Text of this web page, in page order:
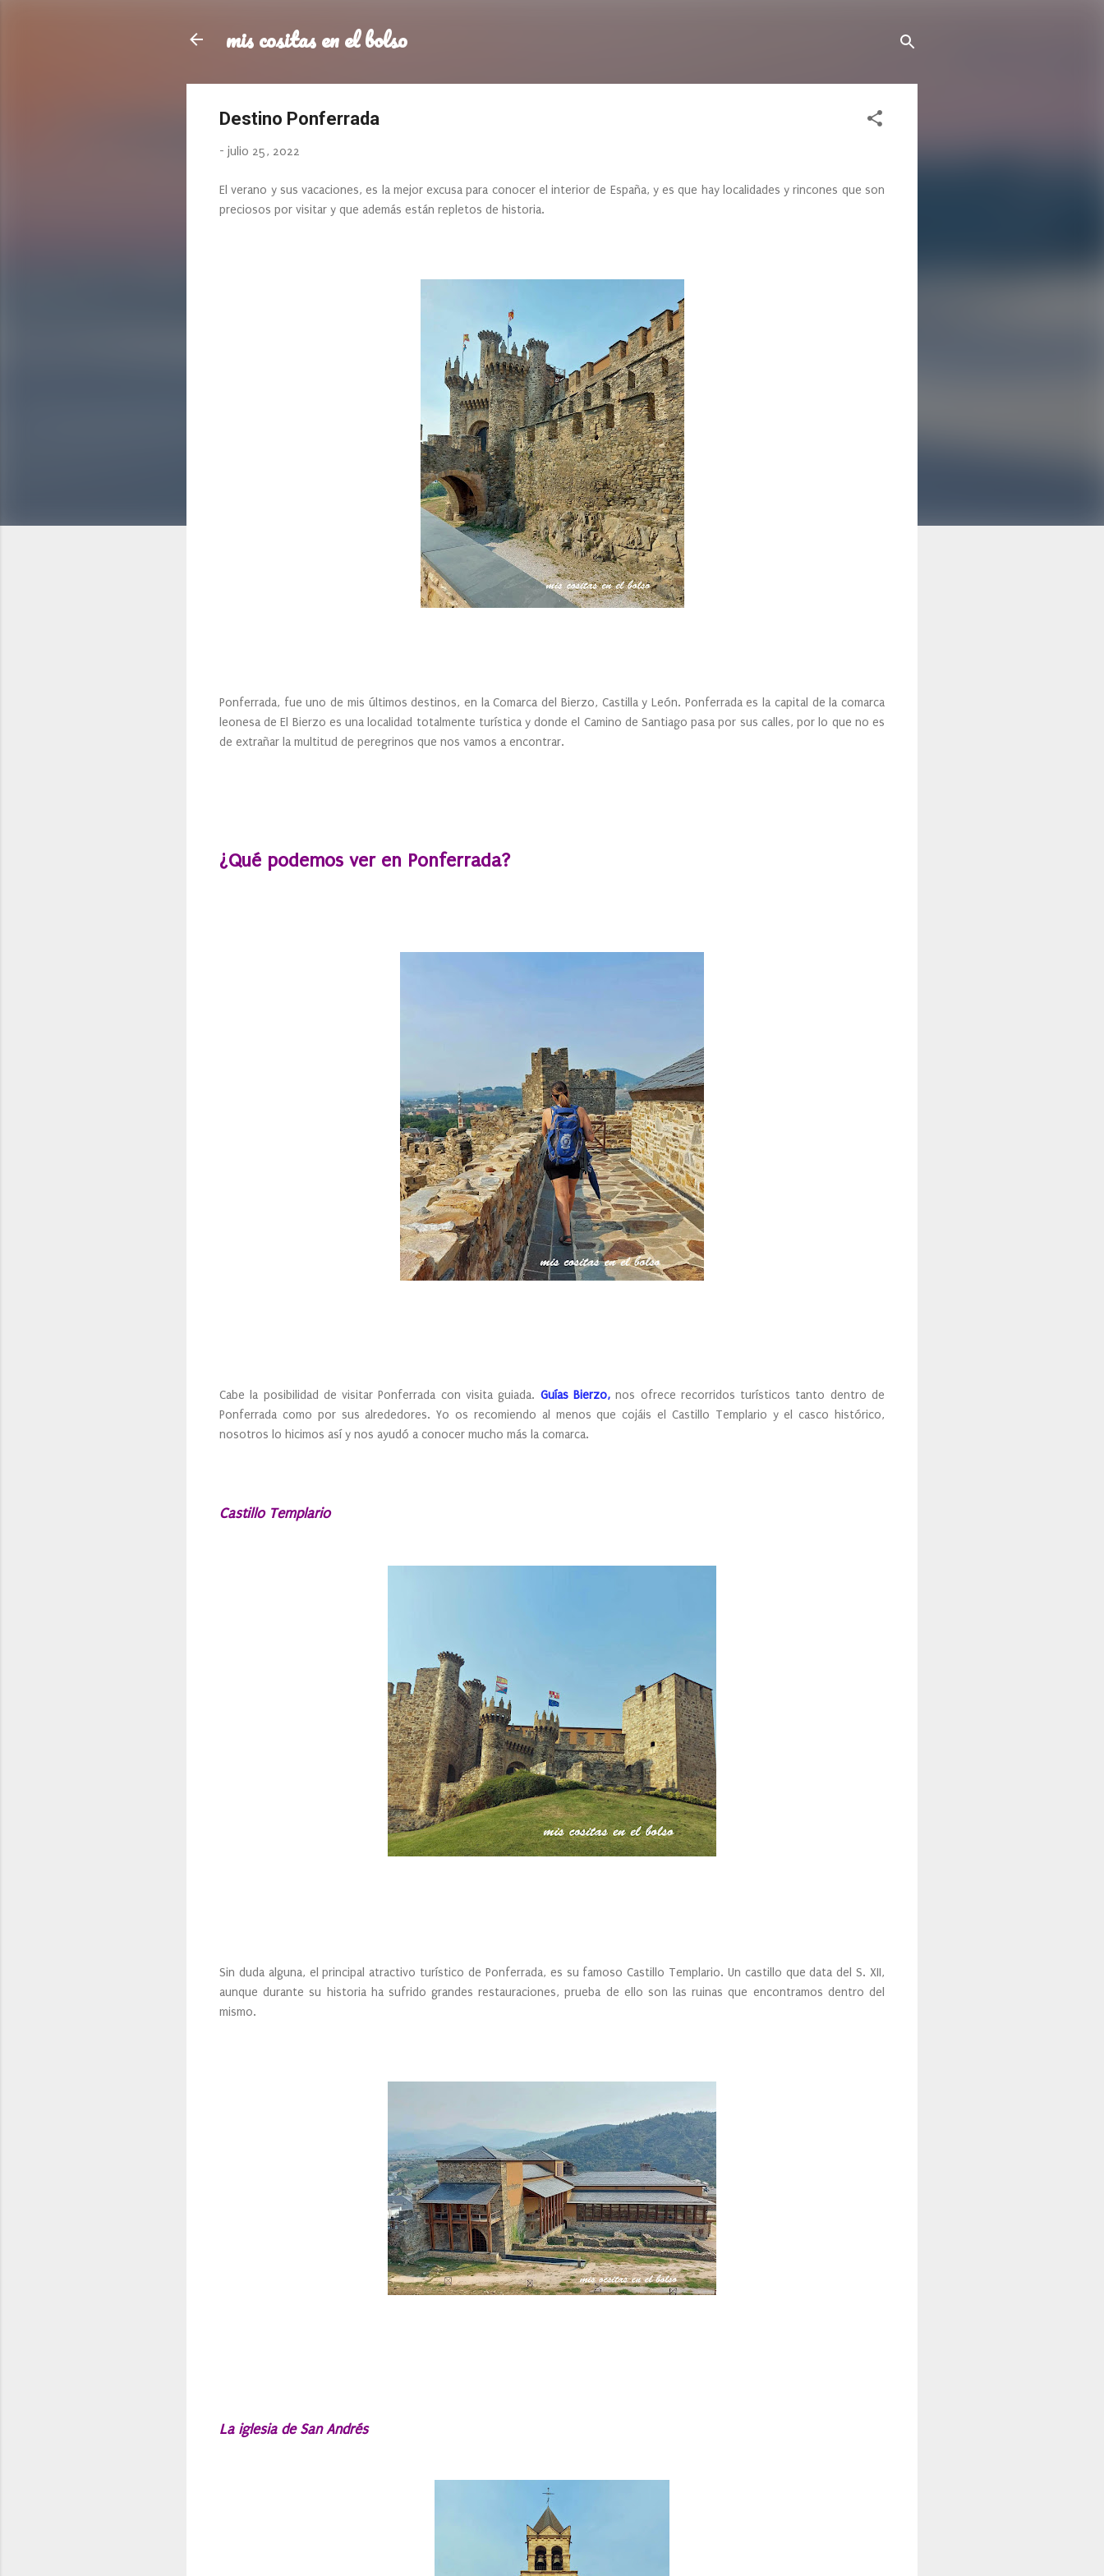
mis cositas en el bolso
Destino Ponferrada
- julio 25, 2022
El verano y sus vacaciones, es la mejor excusa para conocer el interior de España, y es que hay localidades y rincones que son
preciosos por visitar y que además están repletos de historia.
Ponferrada, fue uno de mis últimos destinos, en la Comarca del Bierzo, Castilla y León. Ponferrada es la capital de la comarca
leonesa de El Bierzo es una localidad totalmente turística y donde el Camino de Santiago pasa por sus calles, por lo que no es
de extrañar la multitud de peregrinos que nos vamos a encontrar.
¿Qué podemos ver en Ponferrada?
Cabe la posibilidad de visitar Ponferrada con visita guiada. Guías Bierzo,nos ofrece recorridos turísticos tanto dentro de
Ponferrada como por sus alrededores. Yo os recomiendo al menos que cojáis el Castillo Templario y el casco histórico,
nosotros lo hicimos así y nos ayudó a conocer mucho más la comarca.
Castillo Templario
Sin duda alguna, el principal atractivo turístico de Ponferrada, es su famoso Castillo Templario. Un castillo que data del S. XII,
aunque durante su historia ha sufrido grandes restauraciones, prueba de ello son las ruinas que encontramos dentro del
mismo.
La iglesia de San Andrés